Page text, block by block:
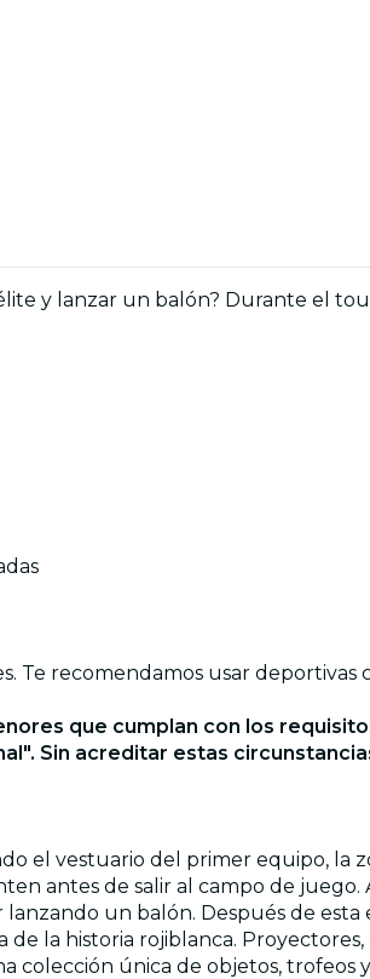
y lanzar un balón? Durante el
Te recomendamos usar deportivas
que cumplan con los
Sin acreditar estas
el vestuario del primer equipo, la
antes de salir al campo de
un balón. Después de
la historia rojiblanca.
colección única de objetos, trofeos